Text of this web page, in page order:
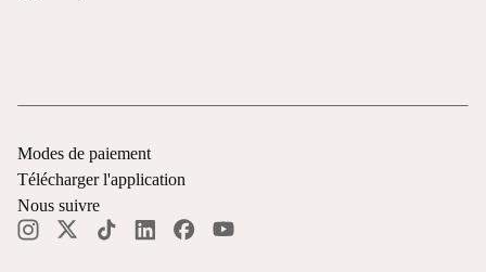
Modes de paiement
Télécharger l'application
Nous suivre